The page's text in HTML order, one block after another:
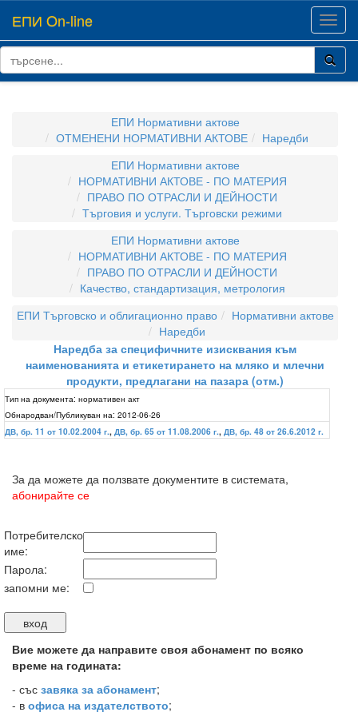
ЕПИ On-line
ЕПИ Нормативни актове
ОТМЕНЕНИ НОРМАТИВНИ АКТОВЕ
Наредби
ЕПИ Нормативни актове
НОРМАТИВНИ АКТОВЕ - ПО МАТЕРИЯ
ПРАВО ПО ОТРАСЛИ И ДЕЙНОСТИ
Търговия и услуги. Търговски режими
ЕПИ Нормативни актове
НОРМАТИВНИ АКТОВЕ - ПО МАТЕРИЯ
ПРАВО ПО ОТРАСЛИ И ДЕЙНОСТИ
Качество, стандартизация, метрология
ЕПИ Търговско и облигационно право
Нормативни актове
Наредби
Наредба за специфичните изисквания към
наименованията и етикетирането на мляко и млечни
продукти, предлагани на пазара (отм.)
Тип на документа: нормативен акт
Обнародван/Публикуван на: 2012-06-26
ДВ, бр. 11 от 10.02.2004 г., ДВ, бр. 65 от 11.08.2006 г., ДВ, бр. 48 от 26.6.2012 г.
За да можете да ползвате документите в системата,
абонирайте се
Потребителско
име:
Парола:
запомни ме:
Вие можете да направите своя абонамент по всяко
време на годината:
- със завяка за абонамент;
- в офиса на издателството;